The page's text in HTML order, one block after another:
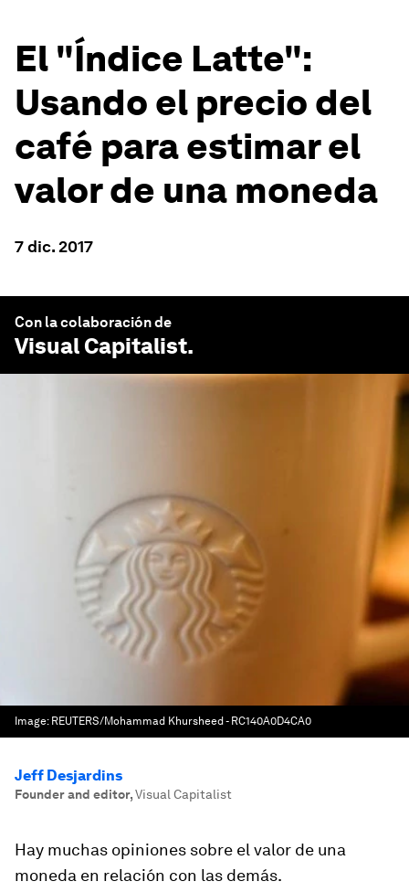
El "Índice Latte":
Usando el precio del
café para estimar el
valor de una moneda
7 dic. 2017
Con la colaboración de
Visual Capitalist.
Image: REUTERS/Mohammad Khursheed - RC140A0D4CA0
Jeff Desjardins
Founder and editor,Visual Capitalist
Hay muchas opiniones sobre el valor de una
moneda en relación con las demás.